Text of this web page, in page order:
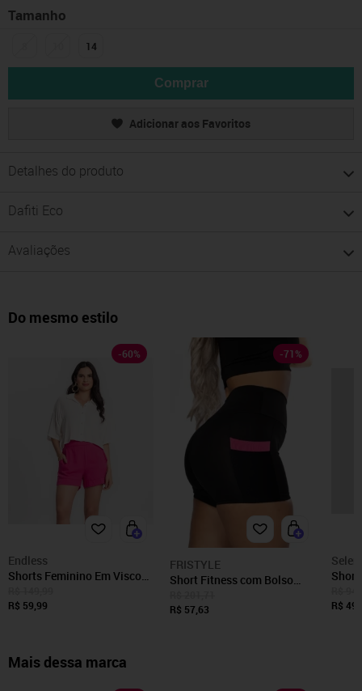
Tamanho
14
Comprar
Adicionar aos Favoritos
Detalhes do produto
Dafiti Eco
Avaliações
Do mesmo estilo
-60%
Endless
Shorts Feminino Em Viscose
R$ 59,99
-71 %
FRISTYLE
Short Fitness com Bolso
Preto
R$ 57,63
R$
Mais dessa marca